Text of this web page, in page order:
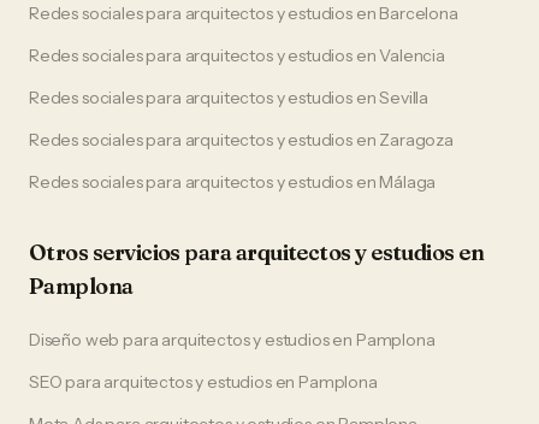
Redes socialespara arquitectos y estudiosen Barcelona
Redes socialespara arquitectos y estudiosenValencia
Redes socialespara arquitectos y estudiosenSevilla
Redes socialespara arquitectos y estudiosen Zaragoza
Redes socialespara arquitectos y estudiosen Málaga
Otros servicios paraarquitectos y estudios en
Pamplona
Diseño web para arquitectos y estudiosen Pamplona
SEO para arquitectos y estudiosen Pamplona